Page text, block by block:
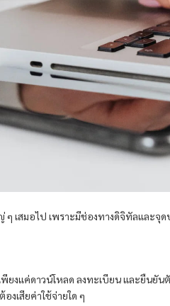
เสมอไป เพราะมีช่องทางดิจิทัลและจุ
งแค่ดาวน์โหลด ลงทะเบียน และยืนยั
งเสียค่าใช้จ่ายใด ๆ